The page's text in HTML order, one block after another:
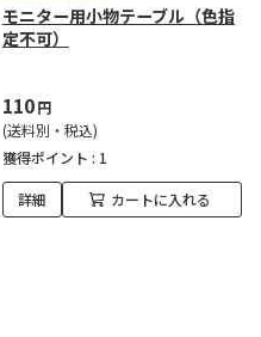
モニター用小物テーブル（色指
定不可）
110円
(送料別・税込)
獲得ポイント : 1
詳細 カートに入れる